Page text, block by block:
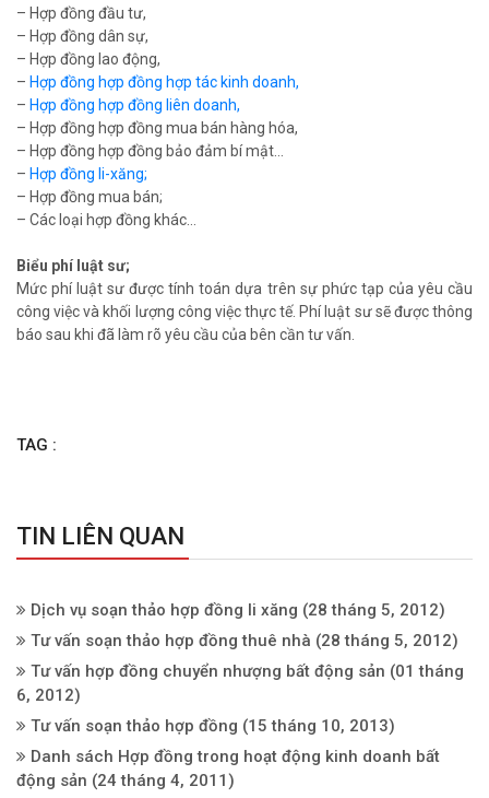
– Hợp đồng đầu tư,
– Hợp đồng dân sự,
– Hợp đồng lao động,
– Hợp đồng hợp đồng hợp tác kinh doanh,
– Hợp đồng hợp đồng liên doanh,
– Hợp đồng hợp đồng mua bán hàng hóa,
– Hợp đồng hợp đồng bảo đảm bí mật…
– Hợp đồng li-xăng;
– Hợp đồng mua bán;
– Các loại hợp đồng khác…
Biểu phí luật sư;
Mức phí luật sư được tính toán dựa trên sự phức tạp của yêu cầu
công việc và khối lượng công việc thực tế. Phí luật sư sẽ được thông
báo sau khi đã làm rõ yêu cầu của bên cần tư vấn.
TAG :
TIN LIÊN QUAN
Dịch vụ soạn thảo hợp đồng li xăng (28 tháng 5, 2012)
Tư vấn soạn thảo hợp đồng thuê nhà (28 tháng 5, 2012)
Tư vấn hợp đồng chuyển nhượng bất động sản (01 tháng
6, 2012)
Tư vấn soạn thảo hợp đồng (15 tháng 10, 2013)
Danh sách Hợp đồng trong hoạt động kinh doanh bất
động sản (24 tháng 4, 2011)